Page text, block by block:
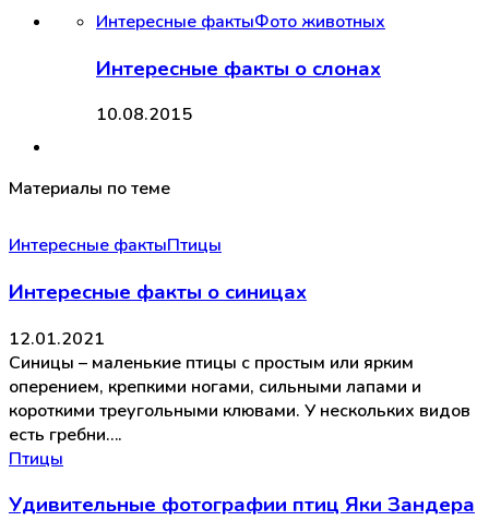
Интересные фактыФото животных
Интересные факты о слонах
10.08.2015
Материалы по теме
Интересные фактыПтицы
Интересные факты о синицах
12.01.2021
Синицы – маленькие птицы с простым или ярким
оперением, крепкими ногами, сильными лапами и
короткими треугольными клювами. У нескольких видов
есть гребни….
Птицы
Удивительные фотографии птиц Яки Зандера